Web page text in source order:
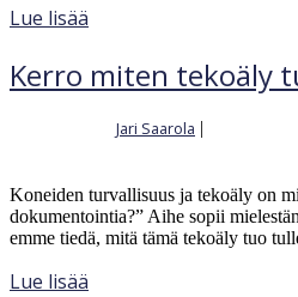
Lue lisää
Kerro miten tekoäly
Jari Saarola |
Koneiden turvallisuus ja tekoäly on
dokumentointia?” Aihe sopii
emme tiedä, mitä tämä tekoäly tuo
Lue lisää